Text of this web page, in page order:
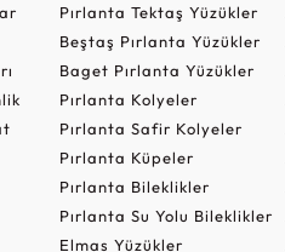
Pırlanta Tektaş Yüzükler
Beştaş Pırlanta Yüzükler
Baget Pırlanta Yüzükler
Pırlanta Kolyeler
Pırlanta Safir Kolyeler
Pırlanta Küpeler
Pırlanta Bileklikler
Pırlanta Su Yolu Bileklikler
Elmas Yüzükler